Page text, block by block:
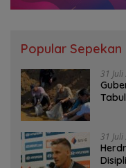
Popular Sepekan
31 Juli
31 Juli